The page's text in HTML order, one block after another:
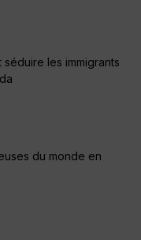
les immigrants
du monde en